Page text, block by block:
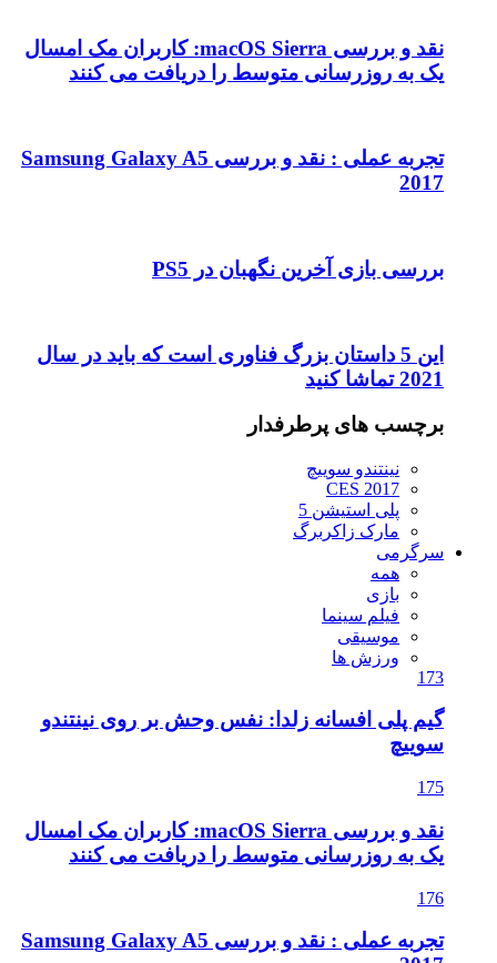
نقد و بررسی macOS Sierra: کاربران مک امسال
یک به روزرسانی متوسط را دریافت می کنند
تجربه عملی : نقد و بررسی Samsung Galaxy A5
2017
بررسی بازی آخرین نگهبان در PS5
این 5 داستان بزرگ فناوری است که باید در سال
2021 تماشا کنید
برچسب های پرطرفدار
نینتندو سوییچ
CES 2017
پلی استیشن 5
مارک زاکربرگ
سرگرمی
همه
بازی
فیلم سینما
موسیقی
ورزش ها
173
گیم پلی افسانه زلدا: نفس وحش بر روی نینتندو
سوییچ
175
نقد و بررسی macOS Sierra: کاربران مک امسال
یک به روزرسانی متوسط را دریافت می کنند
176
تجربه عملی : نقد و بررسی Samsung Galaxy A5